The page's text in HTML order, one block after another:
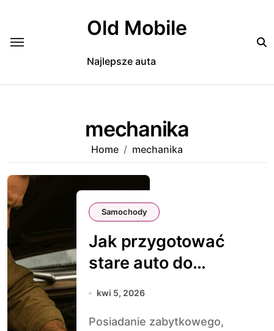
Old Mobile
Najlepsze auta
mechanika
Home mechanika
Samochody
Jak przygotować
stare auto do
długiej podróży
kwi 5, 2026
Posiadanie zabytkowego,